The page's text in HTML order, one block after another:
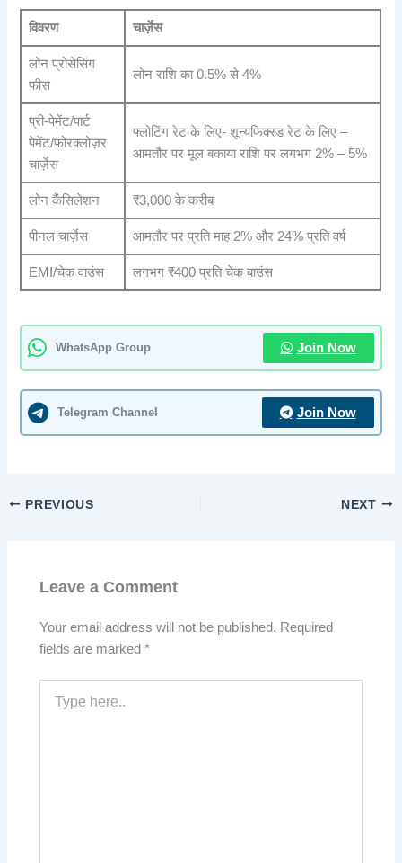
विवरण चार्ज़ेस
लोन प्रोसेसिंग
फीस
लोन राशि का 0.5% से 4%
प्री-पेमेंट/पार्ट
पेमेंट/फोरक्लोज़र
चार्ज़ेस
फ्लोटिंग रेट के लिए- शून्यफिक्स्ड रेट के लिए –
आमतौर पर मूल बकाया राशि पर लगभग 2% – 5%
लोन कैंसिलेशन ₹3,000 के करीब
पीनल चार्ज़ेस आमतौर पर प्रति माह 2% और 24% प्रति वर्ष
EMI/चेक वाउंस लगभग ₹400 प्रति चेक बाउंस
WhatsApp Group Join Now
Telegram Channel Join Now
PREVIOUS NEXT
Leave a Comment
Your email address will not be published. Required
fields are marked*
here..